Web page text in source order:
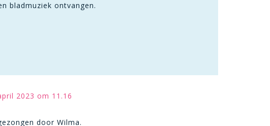
bladmuziek ontvangen.
2023 om 11.16
door Wilma.